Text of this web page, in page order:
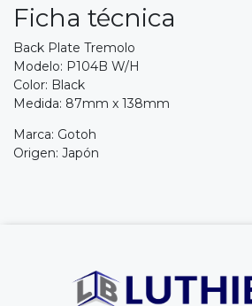
Ficha técnica
Back Plate Tremolo
Modelo: P104B W/H
Color: Black
Medida: 87mm x 138mm
Marca: Gotoh
Origen: Japón